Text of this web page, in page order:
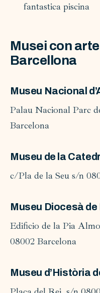
fantastica piscina
Musei con
Barcellona
Museu Nacional
Palau Nacional Parc
Barcelona
Museu de la
c/Pla de la Seu s/n
Museu Diocesà
Edificio de la Pia
08002 Barcelona
Museu d’Història